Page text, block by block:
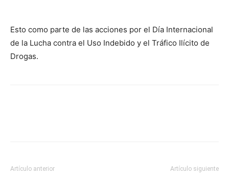
Esto como parte de las acciones por el Día Internacional
de la Lucha contra el Uso Indebido y el Tráfico Ilícito de
Drogas.
Artículo anterior Artículo siguiente